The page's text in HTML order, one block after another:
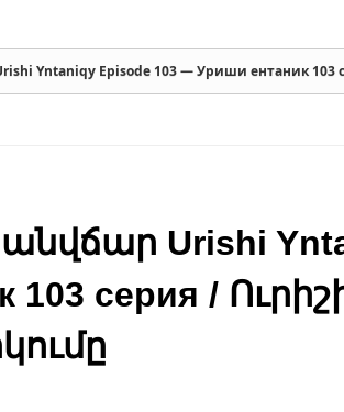
Yntaniqy Episode 103 — Уриши ентаник
Urishi
103 серия /
스케치북5
스케치북5
스케치북5
스케치북5